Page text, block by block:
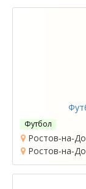
Футбол
Ростов-на-
Ростов-на-